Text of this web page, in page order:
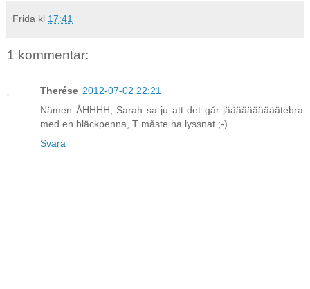
Frida kl 17:41
1 kommentar:
Therése 2012-07-02 22:21
Nämen ÅHHHH, Sarah sa ju att det går jäääääääääätebra
med en bläckpenna, T måste ha lyssnat ;-)
Svara